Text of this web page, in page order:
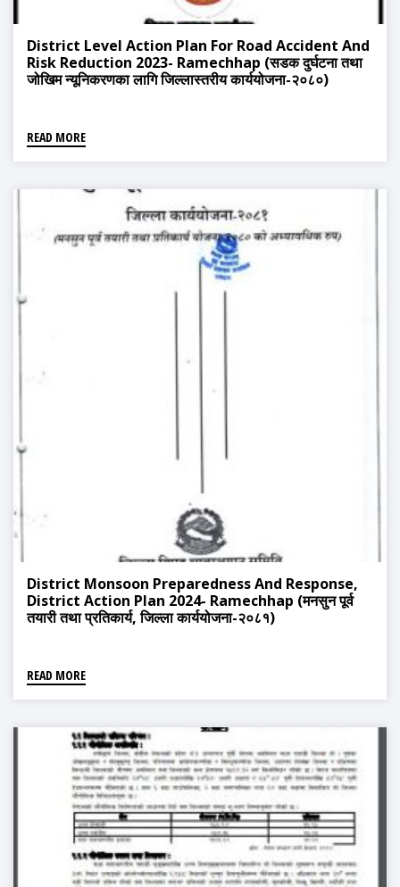
District Level Action Plan For Road Accident And
Risk Reduction 2023- Ramechhap (सडक दुर्घटना तथा
जोखिम न्यूनिकरणका लागि जिल्लास्तरीय कार्ययोजना-२०८०)
READ MORE
District Monsoon Preparedness And Response,
District Action Plan 2024- Ramechhap (मनसुन पूर्व
तयारी तथा प्रतिकार्य, जिल्ला कार्ययोजना-२०८१)
READ MORE